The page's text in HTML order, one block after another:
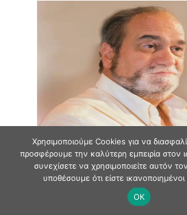
ΕΚΛΟΓΙΚΗ ΠΕΡΙΦΕΡΕΙΑ ΑΝΔΡΟΥ
ΒΑΖΑΚΙΔΗΣ ΙΩΑΝΝΗΣ του Γεωργίου
ΖΑΝΝΑΚΗΣ ΓΕΩΡΓΙΟΣ του Μηνά
Χρησιμοποιούμε Cookies για να
προσφέρουμε την καλύτερη εμπειρία στον
συνεχίσετε να χρησιμοποιείτε αυτόν
υποθέσουμε ότι είστε
OK